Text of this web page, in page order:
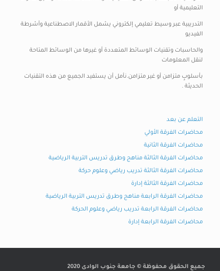
التعليمية أو
التدريبية عبر وسيط تعليمي إلكتروني يشمل الأقمار الاصطناعية وأشرطة
الفيديو
والحاسبات وتقنيات الوسائط المتعددة أو غيرها من الوسائط المتاحة
لنقل المعلومات
بأسلوبٍ متزامن أو غير متزامن.نأمل أن يستفيد الجميع من هذه التقنيات
الحديثة .
التعلم عن بعد
محاضرات الفرقة الأولي
محاضرات الفرقة الثانية
محاضرات الفرقة الثالثة مناهج وطرق تدريس التربية الرياضية
محاضرات الفرقة الثالثة تدريب رياضي وعلوم حركة
محاضرات الفرقة الثالثة إدارة
محاضرات الفرقة الرابعة مناهج وطرق تدريس التربية الرياضية
محاضرات الفرقة الرابعة تدريب رياضي وعلوم الحركة
محاضرات الفرقة الرابعة إدارة
جميع الحقوق محفوظة © جامعة جنوب الوادى 2020